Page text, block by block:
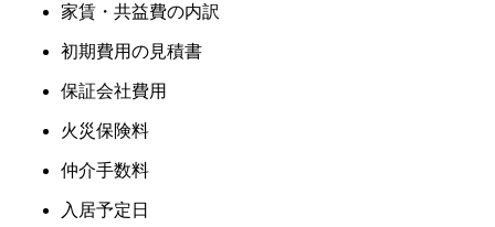
家賃・共益費の内訳
初期費用の見積書
保証会社費用
火災保険料
仲介手数料
入居予定日